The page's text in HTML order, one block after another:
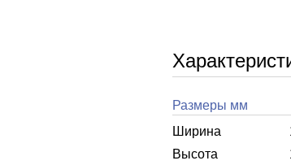
Размеры мм
Ширина
Высота